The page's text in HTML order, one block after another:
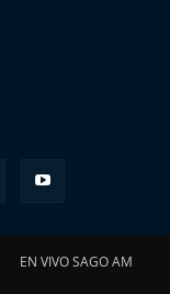
EN VIVO SAGO AM